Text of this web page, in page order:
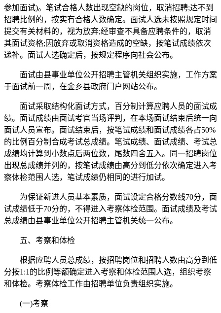
参加面试)。笔试合格人数出现空缺的岗位，取消招聘;达不到
招聘比例的，按实有合格人数确定。面试人选未按照规定时间
提交有关材料的，视为放弃;经审查不具备应聘条件的，取消
其面试资格;因放弃或取消资格造成的空缺，按笔试成绩依次
递补。面试人选确定后，按规定程序向社会公布。
面试由县事业单位公开招聘主管机关组织实施，工作方案
于面试前一周，在金乡县政府门户网站公布。
面试采取结构化面试方式，百分制计算应聘人员的面试成
绩。面试成绩由面试考官当场评判，在本场面试结束后统一向
面试人员宣布。面试结束后，按笔试成绩和面试成绩各占50%
的比例百分制合成考试总成绩。笔试成绩、面试成绩、考试总
成绩均计算到小数点后两位数，尾数四舍五入。同一招聘岗位
出现总成绩并列的，按笔试成绩由高分到低分依次确定进入考
察体检范围人选，笔试成绩仍相同的进行加试。
为保证新进人员基本素质，面试设定合格分数线70分，面
试成绩低于70分的，不得进入考察体检范围。面试成绩及考试
总成绩由县事业单位公开招聘主管机关统一公布。
五、考察和体检
根据应聘人员总成绩，按招聘岗位和招聘人数由高分到低
分按1:1的比例等额确定进入考察和体检范围人选，组织考察
和体检。考察体检工作由招聘单位负责组织实施。
(一)考察